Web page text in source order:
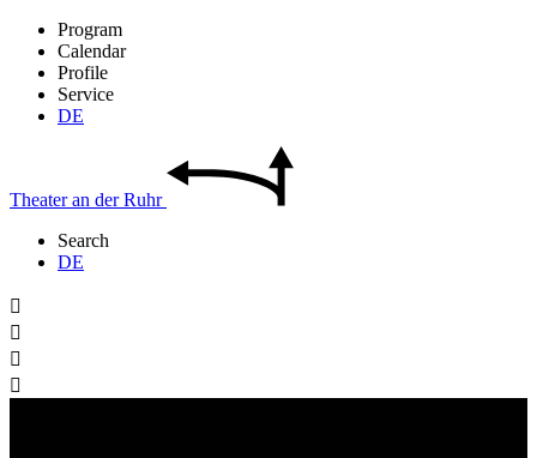
Program
Calendar
Profile
Service
DE
Theateran derRuhr
Search
DE



